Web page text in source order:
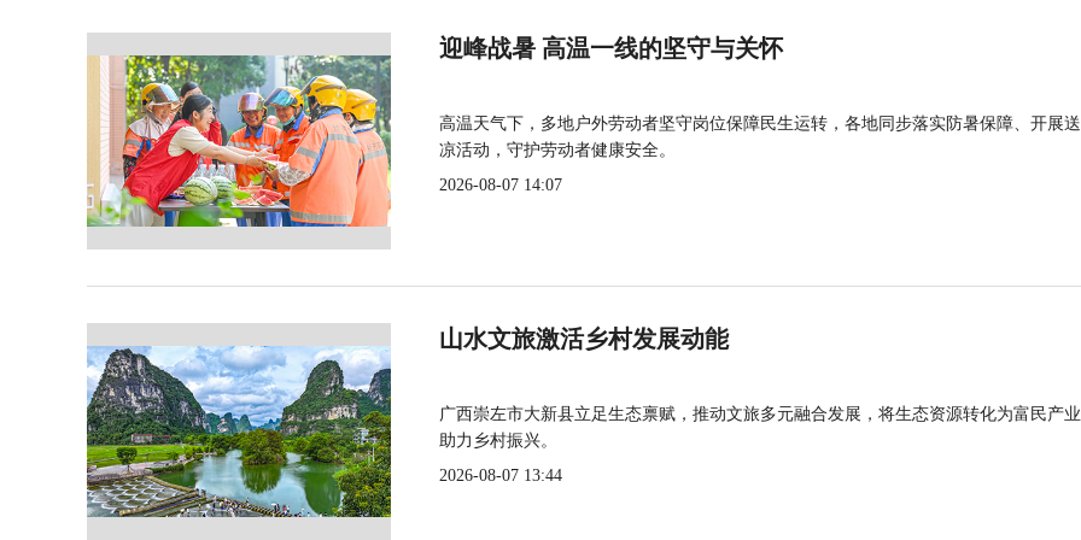
迎峰战暑 高温一线的坚守与关怀
高温天气下，多地户外劳动者坚守岗位保障民生运转，各地同步落实防暑保障、开展
凉活动，守护劳动者健康安全。
2026-08-07 14:07
山水文旅激活乡村发展动能
广西崇左市大新县立足生态禀赋，推动文旅多元融合发展，将生态资源转化为富民产
助力乡村振兴。
2026-08-07 13:44